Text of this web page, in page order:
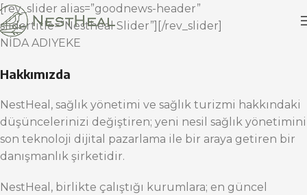
[rev_slider alias=”goodnews-header”
slidertitle=”Nestheal Slider”][/rev_slider]
NİDA ADIYEKE
Hakkımızda
NestHeal, sağlık yönetimi ve sağlık turizmi hakkındaki
düşüncelerinizi değiştiren; yeni nesil sağlık yönetimini
son teknoloji dijital pazarlama ile bir araya getiren bir
danışmanlık şirketidir.
NestHeal, birlikte çalıştığı kurumlara; en güncel